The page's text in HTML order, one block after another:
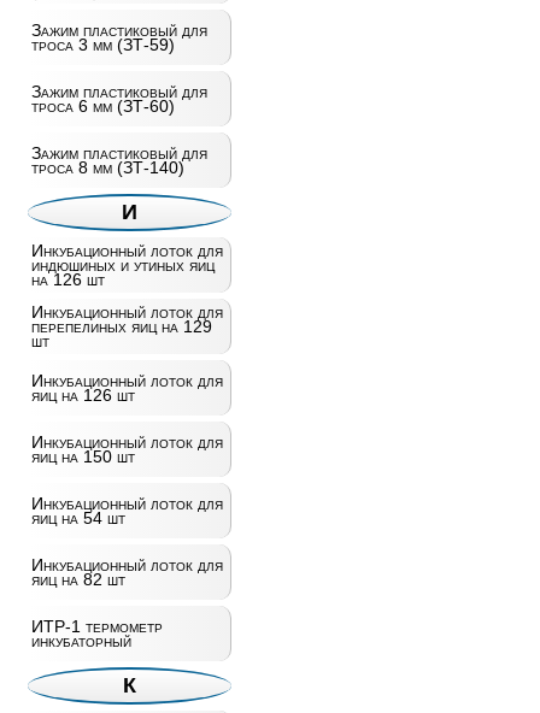
Зажим пластиковый для
троса 3 мм (ЗТ-59)
Зажим пластиковый для
троса 6 мм (ЗТ-60)
Зажим пластиковый для
троса 8 мм (ЗТ-140)
И
Инкубационный лоток для
индюшиных и утиных яиц
на 126 шт
Инкубационный лоток для
перепелиных яиц на 129
шт
Инкубационный лоток для
яиц на 126 шт
Инкубационный лоток для
яиц на 150 шт
Инкубационный лоток для
яиц на 54 шт
Инкубационный лоток для
яиц на 82 шт
ИТР-1 термометр
инкубаторный
К